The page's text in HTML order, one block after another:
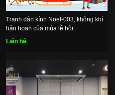
Tranh dán kính Noel-003, không khí
hân hoan của mùa lễ hội
Liên hệ